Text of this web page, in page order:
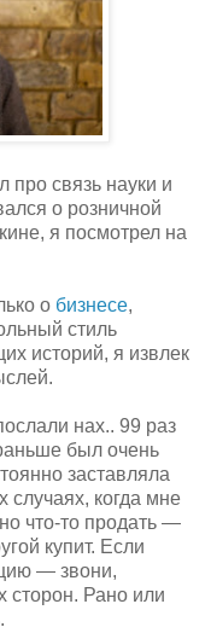
про связь науки и
о розничной
я посмотрел на
о бизнесе,
стиль
историй, я извлек
нах.. 99 раз
был очень
заставляла
случаях, когда мне
что-то продать —
купит. Если
— звони,
сторон. Рано или